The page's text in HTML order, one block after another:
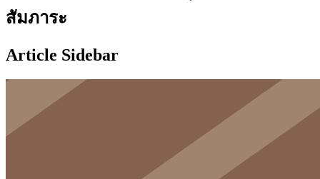
สัมภาระ
Article Sidebar